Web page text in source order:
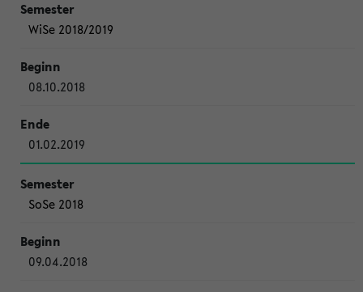
WiSe 2018/2019
08.10.2018
01.02.2019
SoSe 2018
09.04.2018